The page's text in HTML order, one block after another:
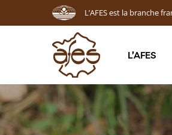
L’AFES est la branche
L’AFES